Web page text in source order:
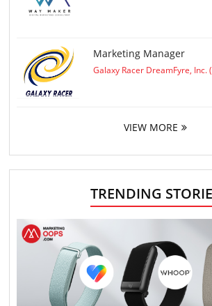
Marketing Manager
Galaxy Racer DreamFyre, Inc.
VIEW MORE
TRENDING